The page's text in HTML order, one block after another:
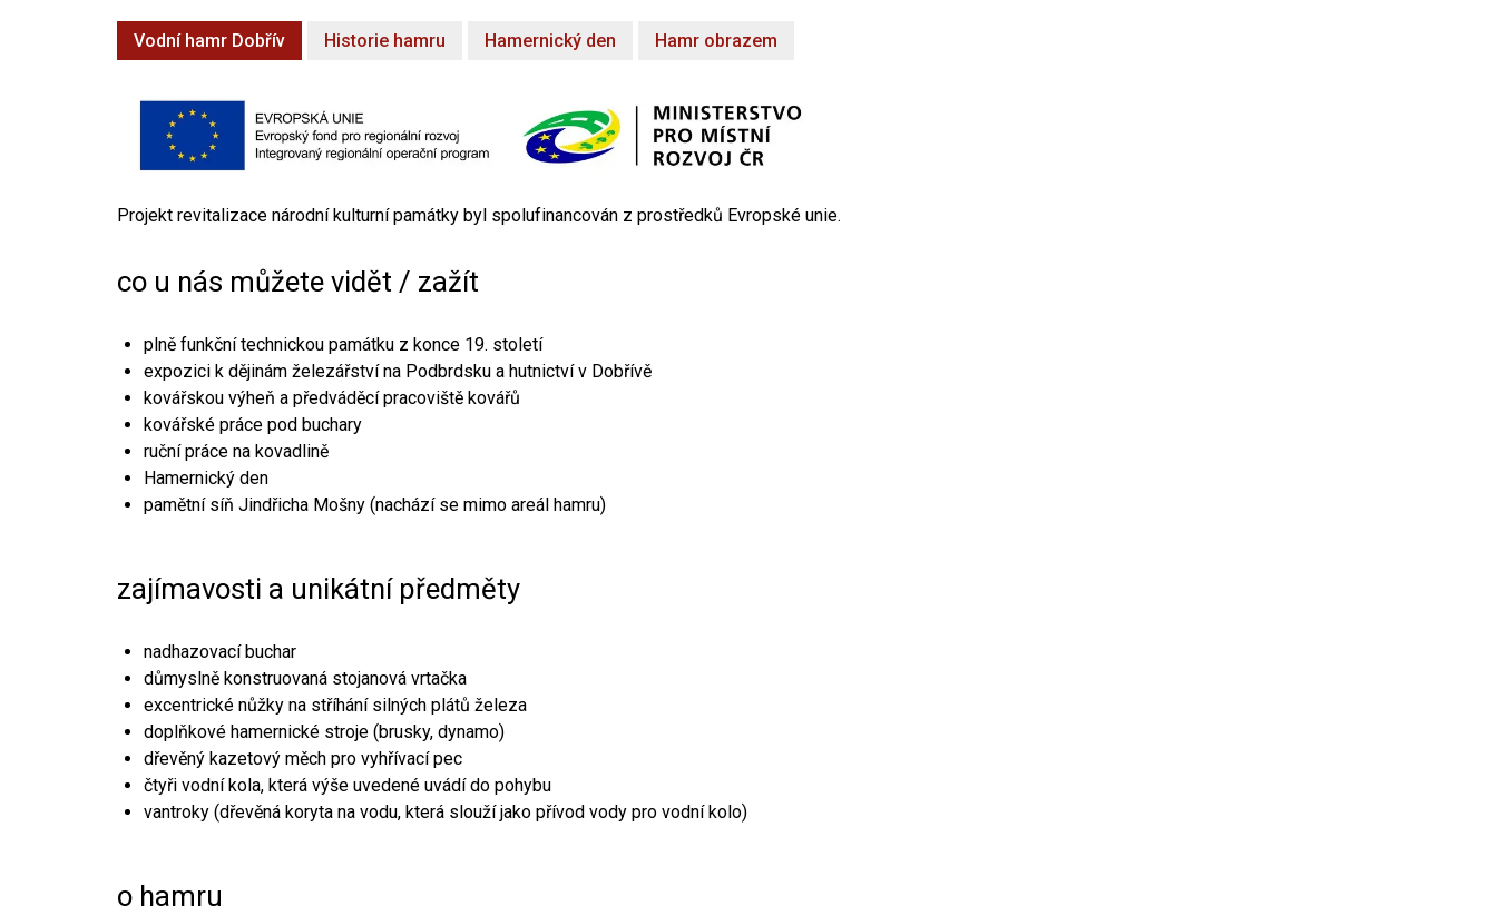
Vodní hamr Dobřív Historie hamru Hamernický den Hamr obrazem
Projekt revitalizace národní kulturní památky byl spolufinancován z prostředků Evropské unie.
co u nás můžete vidět / zažít
plně funkční technickou památku z konce 19. století
expozici k dějinám železářství na Podbrdsku a hutnictví v Dobřívě
kovářskou výheň a předváděcí pracoviště kovářů
kovářské práce pod buchary
ruční práce na kovadlině
Hamernický den
pamětní síň Jindřicha Mošny (nachází se mimo areál hamru)
zajímavosti a unikátní předměty
nadhazovací buchar
důmyslně konstruovaná stojanová vrtačka
excentrické nůžky na stříhání silných plátů železa
doplňkové hamernické stroje (brusky, dynamo)
dřevěný kazetový měch pro vyhřívací pec
čtyři vodní kola, která výše uvedené uvádí do pohybu
vantroky (dřevěná koryta na vodu, která slouží jako přívod vody pro vodní kolo)
o hamru